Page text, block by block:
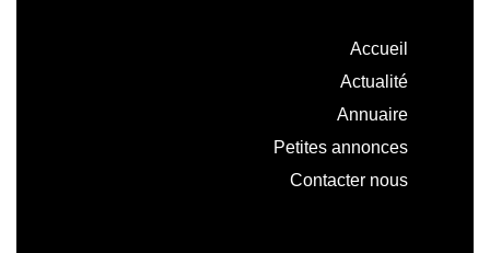
Accueil
Actualité
Annuaire
Petites annonces
Contacter nous